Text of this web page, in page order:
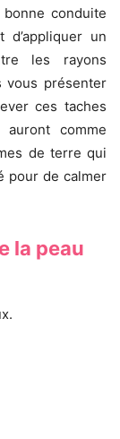
conduite
un
les rayons
vous présenter
ces taches
comme
de terre qui
pour de calmer
la peau